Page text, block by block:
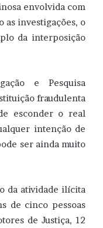
envolvida com
as investigações, o
da interposição
e Pesquisa
fraudulenta
esconder o real
intenção de
ser ainda muito
da atividade ilícita
de cinco pessoas
de Justiça, 12